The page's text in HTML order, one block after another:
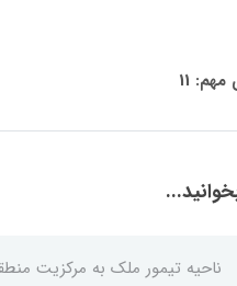
11
ناحيه تيمور ملك به مركزيت